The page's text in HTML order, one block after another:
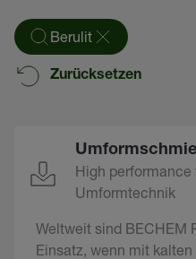
Berulit
Zurücksetzen
High performance
Umformtechnik
Weltweit sind BECHEM
Einsatz, wenn mit